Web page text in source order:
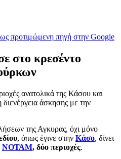
προτιμώμενη πηγή στην Google
στο κρεσέντο
ανατολικά της Κάσου και
διενέργεια άσκησης με την
της Αγκυρας, όχι μόνο
, όπως έγινε στην Κάσο, δίνει
ΝΟΤΑΜ, δύο περιοχές.